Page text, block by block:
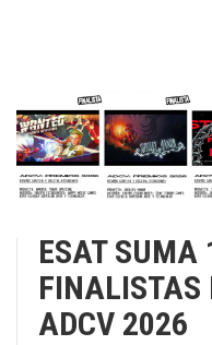
ESAT SUMA
FINALISTAS
ADCV 2026